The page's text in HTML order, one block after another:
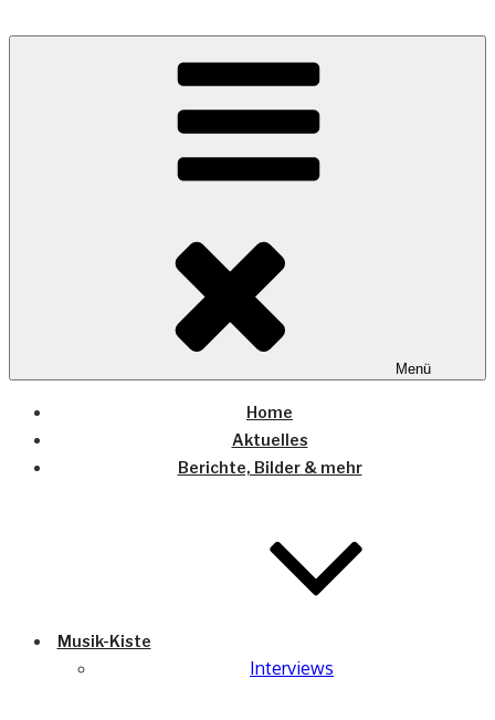
COUNTRYHOME
Wo die (Country-) Musik Zuhause ist
Menü
Home
Aktuelles
Berichte, Bilder & mehr
Musik-Kiste
Interviews